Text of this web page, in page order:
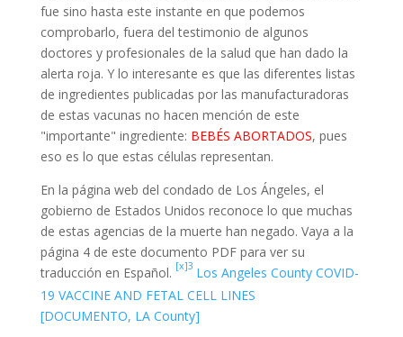
fue sino hasta este instante en que podemos
comprobarlo, fuera del testimonio de algunos
doctores y profesionales de la salud que han dado la
alerta roja. Y lo interesante es que las diferentes listas
de ingredientes publicadas por las manufacturadoras
de estas vacunas no hacen mención de este
"importante" ingrediente: BEBÉS ABORTADOS, pues
eso es lo que estas células representan.
En la página web del condado de Los Ángeles, el
gobierno de Estados Unidos reconoce lo que muchas
de estas agencias de la muerte han negado. Vaya a la
página 4 de este documento PDF para ver su
traducción en Español. [x]3 Los Angeles County COVID-
19 VACCINE AND FETAL CELL LINES
[DOCUMENTO, LA County]